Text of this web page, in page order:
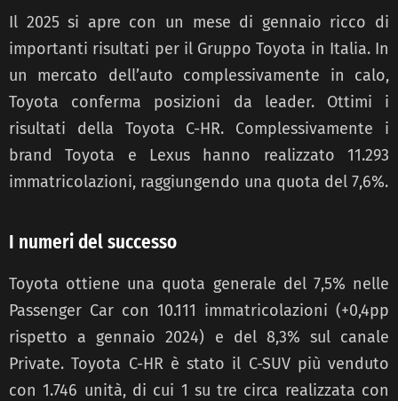
Il 2025 si apre con un mese di gennaio ricco di
importanti risultati per il Gruppo Toyota in Italia. In
un mercato dell’auto complessivamente in calo,
Toyota conferma posizioni da leader. Ottimi i
risultati della Toyota C-HR. Complessivamente i
brand Toyota e Lexus hanno realizzato 11.293
immatricolazioni, raggiungendo una quota del 7,6%.
I numeri del successo
Toyota ottiene una quota generale del 7,5% nelle
Passenger Car con 10.111 immatricolazioni (+0,4pp
rispetto a gennaio 2024) e del 8,3% sul canale
Private. Toyota C-HR è stato il C-SUV più venduto
con 1.746 unità, di cui 1 su tre circa realizzata con